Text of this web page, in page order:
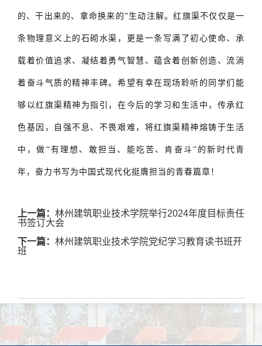
的、干出来的、拿命换来的”生动注解。红旗渠不仅仅是一
条物理意义上的石砌水渠，更是一条写满了初心使命、承
载着价值追求、凝结着勇气智慧、蕴含着创新创造、流淌
着奋斗气质的精神丰碑。希望有幸在现场聆听的同学们能
够以红旗渠精神为指引，在今后的学习和生活中，传承红
色基因，自强不息、不畏艰难，将红旗渠精神熔铸于生活
中，做“有理想、敢担当、 能吃苦、肯奋斗”的新时代青
年，奋力书写为中国式现代化挺膺担当的青春篇章！
上一篇： 林州建筑职业技术学院举行2024年度目标责任
书签订大会
下一篇： 林州建筑职业技术学院党纪学习教育读书班开
班